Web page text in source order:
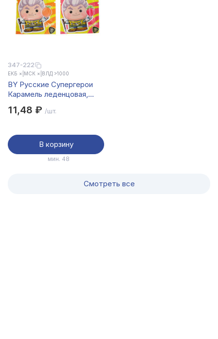
347-222
ЕКБ × МСК × ВЛД >1000
BY Русские Супергерои
Карамель леденцовая,
11,48 ₽ /шт.
В корзину
мин. 48
Смотреть все